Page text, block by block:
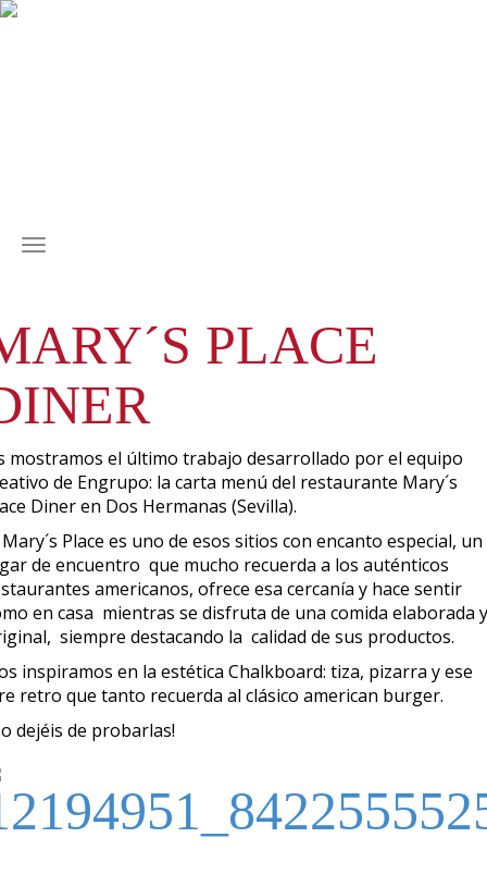
MENÚ
PLACE
mostramos el último trabajo desarrollado por el equipo
de Engrupo: la carta menú del restaurante Mary´s
Diner en Dos Hermanas (Sevilla).
Mary´s Place es uno de esos sitios con encanto especial, un
de encuentro que mucho recuerda a los auténticos
americanos, ofrece esa cercanía y hace sentir
en casa mientras se disfruta de una comida elaborada y
siempre destacando la calidad de sus productos.
inspiramos en la estética Chalkboard: tiza, pizarra y ese
retro que tanto recuerda al clásico american burger.
dejéis de probarlas!